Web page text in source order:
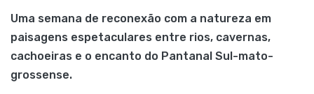
Uma semana de reconexão com a natureza em
paisagens espetaculares entre rios, cavernas,
cachoeiras e o encanto do Pantanal Sul-mato-
grossense.